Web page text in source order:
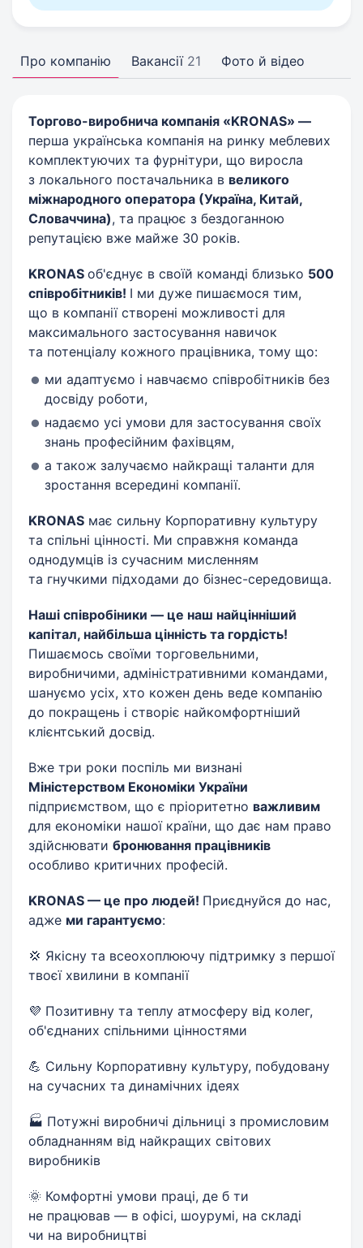
Про компанію Вакансії 21 Фото й відео
Торгово-виробнича компанія «KRONAS» —
перша українська компанія на ринку меблевих
комплектуючих та фурнітури, що виросла
з локального постачальника в великого
міжнародного оператора (Україна, Китай,
Словаччина), та працює з бездоганною
репутацією вже майже 30 років.
KRONAS об'єднує в своїй команді близько 500
співробітників! І ми дуже пишаємося тим,
що в компанії створені можливості для
максимального застосування навичок
та потенціалу кожного працівника, тому що:
ми адаптуємо і навчаємо співробітників без
досвіду роботи,
надаємо усі умови для застосування своїх
знань професійним фахівцям,
а також залучаємо найкращі таланти для
зростання всередині компанії.
KRONAS має сильну Корпоративну культуру
та спільні цінності. Ми справжня команда
однодумців із сучасним мисленням
та гнучкими підходами до бізнес-середовища.
Наші співробіники — це наш найцінніший
капітал, найбільша цінність та гордість!
Пишаємось своїми торговельними,
виробничими, адміністративними командами,
шануємо усіх, хто кожен день веде компанію
до покращень і створіє найкомфортніший
клієнтський досвід.
Вже три роки поспіль ми визнані
Міністерством Економіки України
підприємством, що є пріоритетно важливим
для економіки нашої країни, що дає нам право
здійснювати бронювання працівників
особливо критичних професій.
KRONAS — це про людей! Приєднуйся до нас,
адже ми гарантуємо:
💢 Якісну та всеохоплюючу підтримку з першої
твоєї хвилини в компанії
💜 Позитивну та теплу атмосферу від колег,
об'єднаних спільними цінностями
💪 Сильну Корпоративну культуру, побудовану
на сучасних та динамічних ідеях
🏭 Потужні виробничі дільниці з промисловим
обладнанням від найкращих світових
виробників
🌞 Комфортні умови праці, де б ти
не працював — в офісі, шоурумі, на складі
чи на виробництві